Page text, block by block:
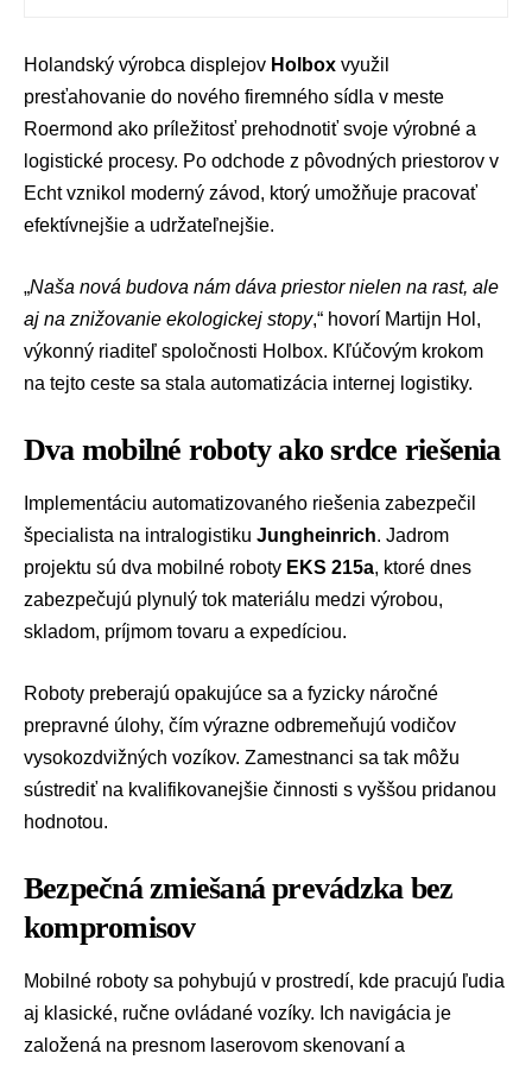
Holandský výrobca displejov Holbox využil
presťahovanie do nového firemného sídla v meste
Roermond ako príležitosť prehodnotiť svoje výrobné a
logistické procesy. Po odchode z pôvodných priestorov v
Echt vznikol moderný závod, ktorý umožňuje pracovať
efektívnejšie a udržateľnejšie.
„Naša nová budova nám dáva priestor nielen na rast, ale
aj na znižovanie ekologickej stopy,“ hovorí Martijn Hol,
výkonný riaditeľ spoločnosti Holbox. Kľúčovým krokom
na tejto ceste sa stala automatizácia internej logistiky.
Dva mobilné roboty ako srdce riešenia
Implementáciu automatizovaného riešenia zabezpečil
špecialista na intralogistiku Jungheinrich. Jadrom
projektu sú dva mobilné roboty EKS 215a, ktoré dnes
zabezpečujú plynulý tok materiálu medzi výrobou,
skladom, príjmom tovaru a expedíciou.
Roboty preberajú opakujúce sa a fyzicky náročné
prepravné úlohy, čím výrazne odbremeňujú vodičov
vysokozdvižných vozíkov. Zamestnanci sa tak môžu
sústrediť na kvalifikovanejšie činnosti s vyššou pridanou
hodnotou.
Bezpečná zmiešaná prevádzka bez
kompromisov
Mobilné roboty sa pohybujú v prostredí, kde pracujú ľudia
aj klasické, ručne ovládané vozíky. Ich navigácia je
založená na presnom laserovom skenovaní a